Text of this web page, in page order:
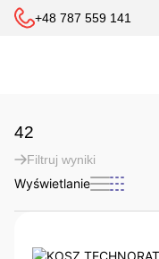
+48 787 559 141
42
Filtruj wyniki
Wyświetlanie